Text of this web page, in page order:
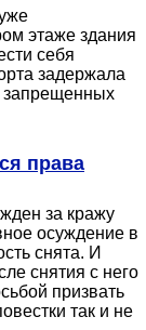
этаже здания
себя
задержала
запрещенных
права
за кражу
осуждение в
снята. И
снятия с него
призвать
так и не